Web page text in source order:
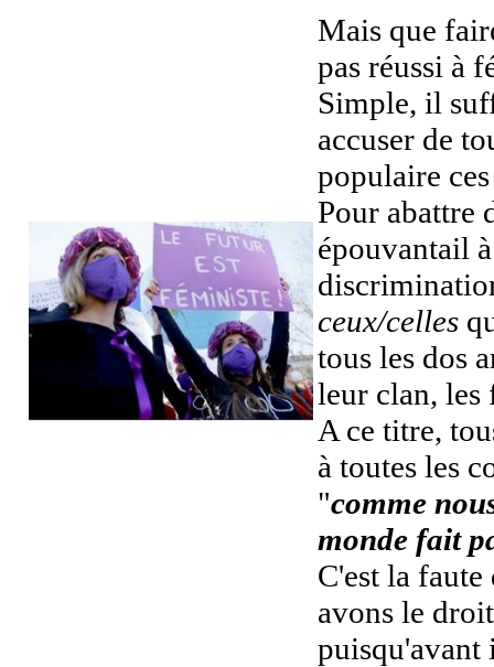
Mais que
pas réussi à
Simple, il
accuser de
populaire
Pour abattre
épouvantail
ceux/celles
tous les dos
leur clan, les
A ce titre,
à toutes les
"comme
monde fait
C'est la
avons le
puisqu'avant